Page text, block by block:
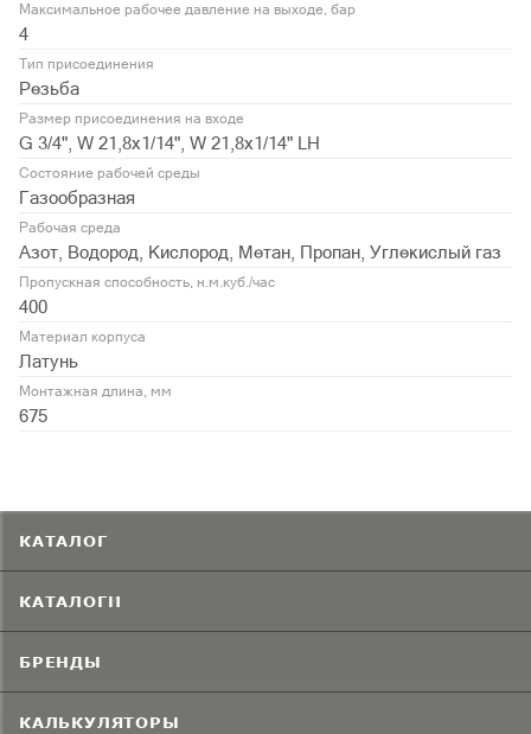
Максимальное рабочее давление на выходе, бар
4
Тип присоединения
Резьба
Размер присоединения на входе
G 3/4", W 21,8x1/14", W 21,8x1/14" LH
Состояние рабочей среды
Газообразная
Рабочая среда
Азот, Водород, Кислород, Метан, Пропан, Углекислый газ
Пропускная способность, н.м.куб./час
400
Материал корпуса
Латунь
Монтажная длина, мм
675
КАТАЛОГ
КАТАЛОГИ
БРЕНДЫ
КАЛЬКУЛЯТОРЫ